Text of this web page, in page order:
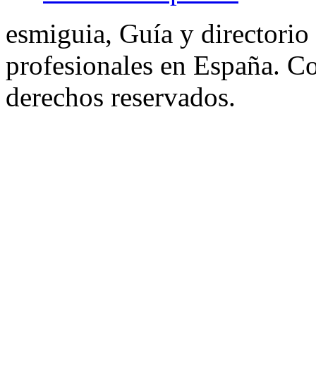
esmiguia, Guía y directorio
profesionales en España.
derechos reservados.